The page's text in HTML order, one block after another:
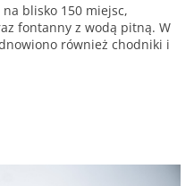
blisko 150 miejsc,
fontanny z wodą pitną. W
również chodniki i